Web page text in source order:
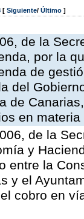
[ Siguiente/ Último ]
de la
por la
de
del
de
en materia
de la
y
entre la
y el
cobro en